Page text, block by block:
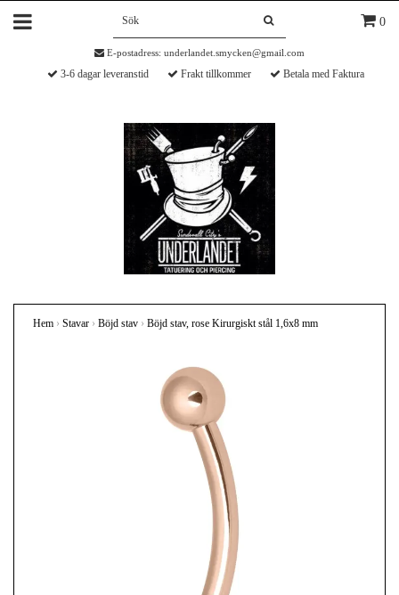
0
E-postadress: underlandet.smycken@gmail.com
3-6 dagar leveranstid Frakt tillkommer Betala med Faktura
Hem › Stavar › Böjd stav › Böjd stav, rose Kirurgiskt stål 1,6x8 mm